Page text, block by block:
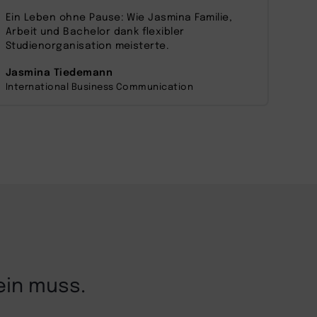
zu, um dieses Video anzusehen.
Mehr Informationen
Akzeptieren
Ein Leben ohne Pause: Wie Jasmina Familie,
Arbeit und Bachelor dank flexibler
Studienorganisation meisterte.
Jasmina Tiedemann
International Business Communication
muss.